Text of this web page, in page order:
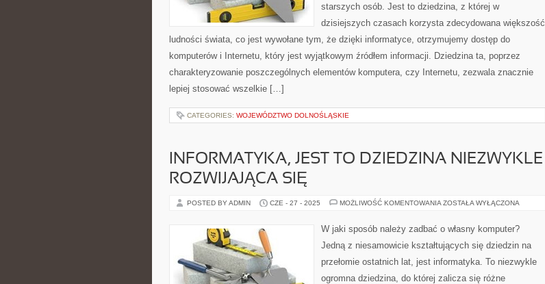
starszych osób. Jest to dziedzina, z której w
dzisiejszych czasach korzysta zdecydowana większość
ludności świata, co jest wywołane tym, że dzięki informatyce, otrzymujemy dostęp do
komputerów i Internetu, który jest wyjątkowym źródłem informacji. Dziedzina ta, poprzez
charakteryzowanie poszczególnych elementów komputera, czy Internetu, zezwala znacznie
lepiej stosować wszelkie […]
CATEGORIES: WOJEWÓDZTWO DOLNOŚLĄSKIE
INFORMATYKA, JEST TO DZIEDZINA NIEZWYKLE
ROZWIJAJĄCA SIĘ
POSTED BY ADMIN CZE - 27 - 2025 MOŻLIWOŚĆ KOMENTOWANIA INFORMATYKA,
DZIEDZINA
NIEZWYKLE
SIĘ
ZOSTAŁA WYŁĄCZONA
W jaki sposób należy zadbać o własny komputer?
Jedną z niesamowicie kształtujących się dziedzin na
przełomie ostatnich lat, jest informatyka. To niezwykle
ogromna dziedzina, do której zalicza się różne